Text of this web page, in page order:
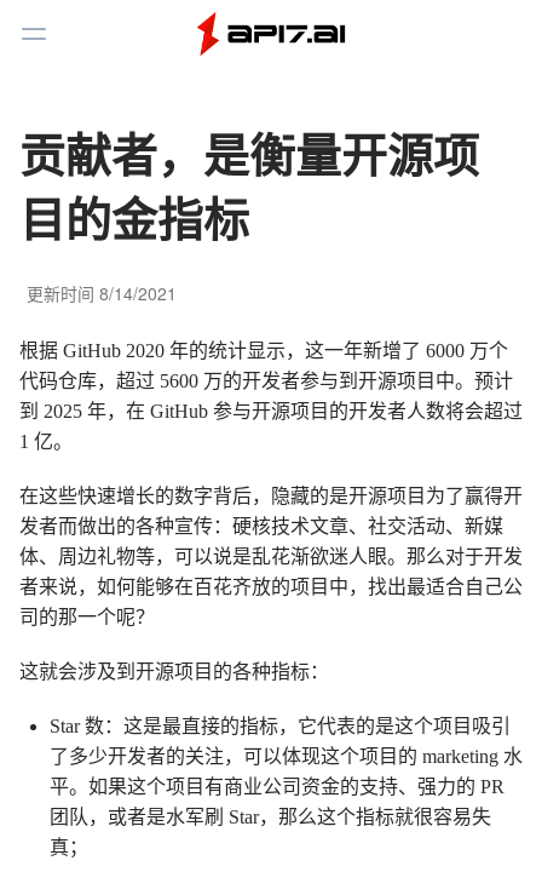
Toggle Menu
贡献者，是衡量开源项
目的金指标
更新时间 8/14/2021
根据 GitHub 2020 年的统计显示，这一年新增了 6000 万个
代码仓库，超过 5600 万的开发者参与到开源项目中。预计
到 2025 年，在 GitHub 参与开源项目的开发者人数将会超过
1 亿。
在这些快速增长的数字背后，隐藏的是开源项目为了赢得开
发者而做出的各种宣传：硬核技术文章、社交活动、新媒
体、周边礼物等，可以说是乱花渐欲迷人眼。那么对于开发
者来说，如何能够在百花齐放的项目中，找出最适合自己公
司的那一个呢？
这就会涉及到开源项目的各种指标：
Star 数：这是最直接的指标，它代表的是这个项目吸引
了多少开发者的关注，可以体现这个项目的 marketing 水
平。如果这个项目有商业公司资金的支持、强力的 PR
团队，或者是水军刷 Star，那么这个指标就很容易失
真；